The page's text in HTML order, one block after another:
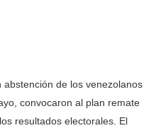
de los venezolanos
convocaron al plan remate
resultados electorales. El